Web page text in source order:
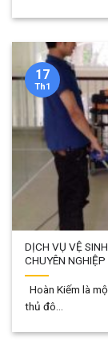
DỊCH VỤ VỆ
CHUYÊN NGHIỆP
Hoàn Kiếm là
thủ đô...
17
Th1